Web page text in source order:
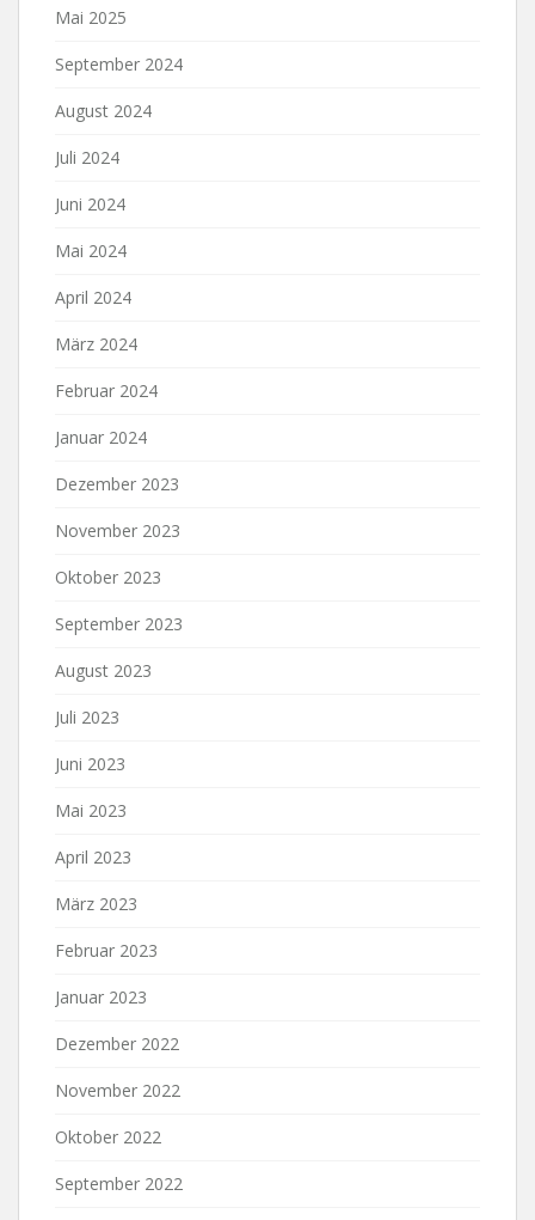
Mai 2025
September 2024
August 2024
Juli 2024
Juni 2024
Mai 2024
April 2024
März 2024
Februar 2024
Januar 2024
Dezember 2023
November 2023
Oktober 2023
September 2023
August 2023
Juli 2023
Juni 2023
Mai 2023
April 2023
März 2023
Februar 2023
Januar 2023
Dezember 2022
November 2022
Oktober 2022
September 2022